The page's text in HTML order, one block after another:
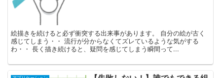
絵描きを続けると必ず衝突する出来事があります。 自分の絵が古く
感じてしまう・・ 流行が分からなくてズレているような気がする
わ・・ 長く描き続けると、疑問を感じてしまう瞬間って...